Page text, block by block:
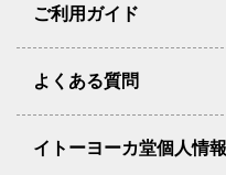
ご利用ガイド
よくある質問
イトーヨーカ堂個人情